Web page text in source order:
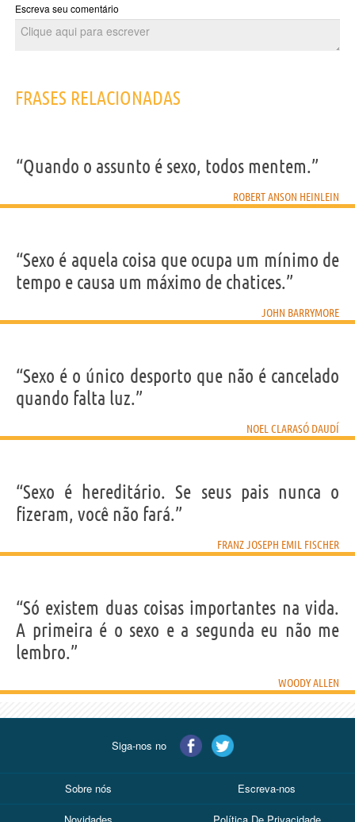
Escreva seu comentário
FRASES RELACIONADAS
“Quando o assunto é sexo, todos mentem.”
ROBERT ANSON HEINLEIN
“Sexo é aquela coisa que ocupa um mínimo de
tempo e causa um máximo de chatices.”
JOHN BARRYMORE
“Sexo é o único desporto que não é cancelado
quando falta luz.”
NOEL CLARASÓ DAUDÍ
“Sexo é hereditário. Se seus pais nunca o
fizeram, você não fará.”
FRANZ JOSEPH EMIL FISCHER
“Só existem duas coisas importantes na vida.
A primeira é o sexo e a segunda eu não me
lembro.”
WOODY ALLEN
Siga-nos no
Sobre nós Escreva-nos
Novidades Política De Privacidade